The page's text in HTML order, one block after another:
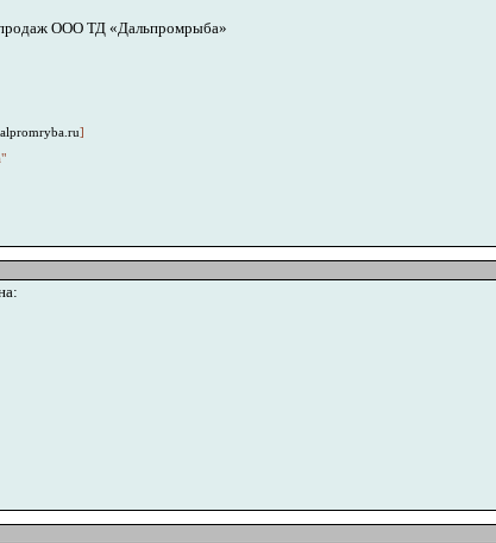
ООО ТД «Дальпромрыба»
]